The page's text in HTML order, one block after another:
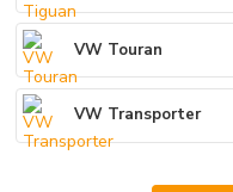
VW Touran
VW Transporter